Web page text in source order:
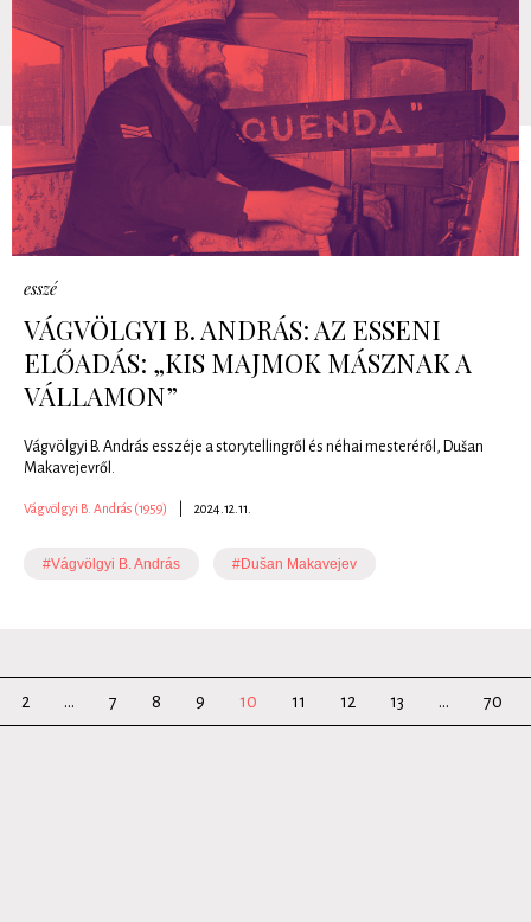
esszé
VÁGVÖLGYI B. ANDRÁS: AZ ESSENI
ELŐADÁS: „KIS MAJMOK MÁSZNAK A
VÁLLAMON”
Vágvölgyi B. András esszéje a storytellingről és néhai mesteréről, Dušan
Makavejevről.
Vágvölgyi B. András (1959) 2024.12.11.
#Vágvölgyi B. András #Dušan Makavejev
2 ... 7 8 9 10 11 12 13 ... 70